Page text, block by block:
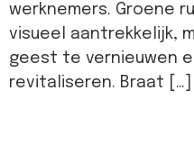
werknemers. Groene
visueel aantrekkelijk,
geest te vernieuwen
revitaliseren. Braat […]